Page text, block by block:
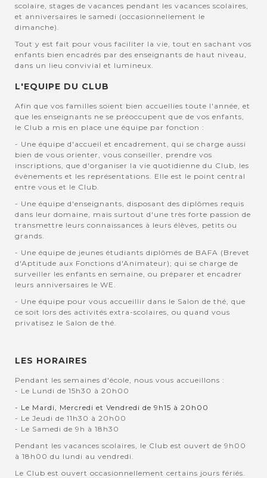
scolaire, stages de vacances pendant les vacances scolaires,
et anniversaires le samedi (occasionnellement le
dimanche).
Tout y est fait pour vous faciliter la vie, tout en sachant vos
enfants bien encadrés par des enseignants de haut niveau,
dans un lieu convivial et lumineux.
L'EQUIPE DU CLUB
Afin que vos familles soient bien accuellies toute l'année, et
que les enseignants ne se préoccupent que de vos enfants,
le Club a mis en place une équipe par fonction :
- Une équipe d'accueil et encadrement, qui se charge aussi
bien de vous orienter, vous conseiller, prendre vos
inscriptions, que d'organiser la vie quotidienne du Club, les
évènements et les représentations. Elle est le point central
entre vous et le Club.
- Une équipe d'enseignants, disposant des diplômes requis
dans leur domaine, mais surtout d'une très forte passion de
transmettre leurs connaissances à leurs élèves, petits ou
grands.
- Une équipe de jeunes étudiants diplômés de BAFA (Brevet
d'Aptitude aux Fonctions d'Animateur); qui se charge de
surveiller les enfants en semaine, ou préparer et encadrer
leurs anniversaires le WE.
- Une équipe pour vous accueillir dans le Salon de thé, que
ce soit lors des activités extra-scolaires, ou quand vous
privatisez le Salon de thé.
LES HORAIRES
Pendant les semaines d'école, nous vous accueillons :
- Le Lundi de 15h30 à 20h00
- Le Mardi, Mercredi et Vendredi de 9h15 à 20h00
- Le Jeudi de 11h30 à 20h00
- Le Samedi de 9h à 18h30
Pendant les vacances scolaires, le Club est ouvert de 9h00
à 18h00 du lundi au vendredi.
Le Club est ouvert occasionnellement certains jours fériés.